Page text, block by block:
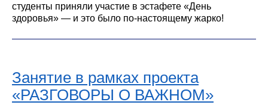
студенты приняли участие в эстафете «День
здоровья» — и это было по‑настоящему жарко!
Занятие в рамках проекта
«РАЗГОВОРЫ О ВАЖНОМ»